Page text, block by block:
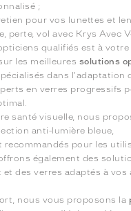
;
pour vos lunettes et
perte, vol avec Krys Avec
qualifiés est à
les meilleures solutions
dans l'adaptation
en verres progressifs
santé visuelle, nous
anti-lumière bleue,
recommandés pour les
également des
des verres adaptés à vos
nous vous proposons la